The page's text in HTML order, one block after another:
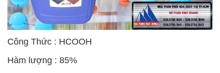
Công Thức : HCOOH
Hàm lượng : 85%